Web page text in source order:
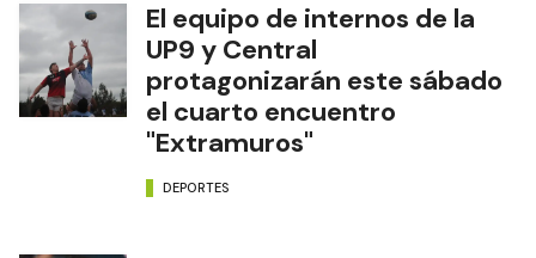
El equipo de internos de la
UP9 y Central
protagonizarán este sábado
el cuarto encuentro
"Extramuros"
DEPORTES